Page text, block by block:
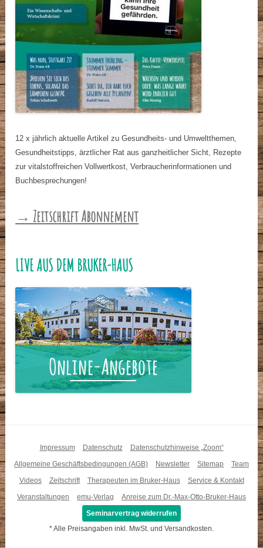
12 x jährlich aktuelle Artikel zu Gesundheits- und Umweltthemen,
Gesundheitstipps, ärztlicher Rat aus ganzheitlicher Sicht, Rezepte
zur vitalstoffreichen Vollwertkost, Verbraucherinformationen und
Buchbesprechungen!
→ Zeitschrift Abonnement
LIVE AUS DEM BRUKER-HAUS
Impressum Datenschutz
Datenschutzhinweise „Zoom“
Allgemeine Geschäftsbedingungen (AGB)
Newsletter Sitemap
Team
Videos
Zeitschrift Therapeuten im Bruker-Haus
Service & Kontakt
Veranstaltungen
emu-Verlag
Anreise zum Dr.-Max-Otto-Bruker-Haus
Seminarvertrag widerrufen
* Alle Preisangaben inkl. MwSt. und Versandkosten.